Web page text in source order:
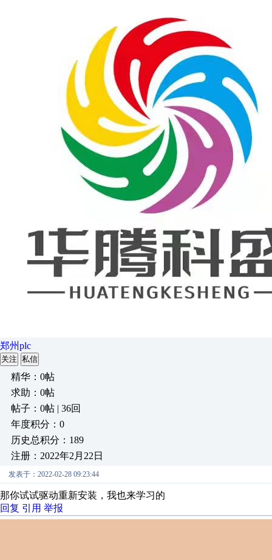
郑州plc
关注 私信
精华：0帖
求助：0帖
帖子：0帖 | 36回
年度积分：0
历史总积分：189
注册：2022年2月22日
发表于：2022-02-28 09:23:44
那你试试驱动重新安装，我也来学习的
回复 引用 举报